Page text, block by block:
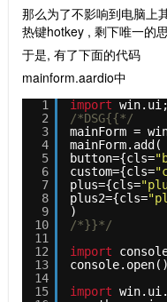
那么为了不影响到电脑上
热键hotkey , 剩下唯一的
于是, 有了下面的代码
mainform.aardio中
1
2
3
4
5
6
7
8
9
10
11
12
13
14
15
import win.ui;
/*DSG{{*/
mainForm =
mainForm.add(
button={cls=
custom={cls=
plus={cls=
plus2={cls=
)
/*}}*/
import
console.open()
import